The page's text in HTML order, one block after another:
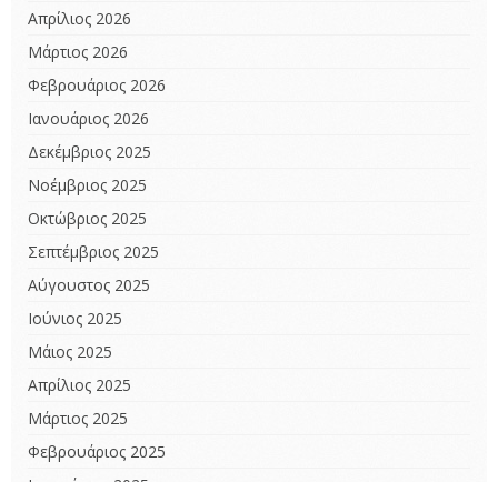
Απρίλιος 2026
Μάρτιος 2026
Φεβρουάριος 2026
Ιανουάριος 2026
Δεκέμβριος 2025
Νοέμβριος 2025
Οκτώβριος 2025
Σεπτέμβριος 2025
Αύγουστος 2025
Ιούνιος 2025
Μάιος 2025
Απρίλιος 2025
Μάρτιος 2025
Φεβρουάριος 2025